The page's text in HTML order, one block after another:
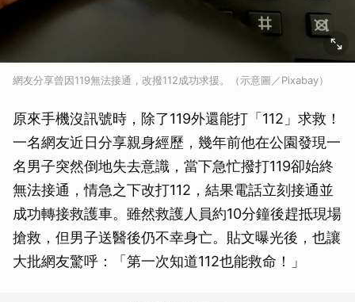
網友分享曾因119無法接通，改撥112成功求援。（示意圖／Pixabay）
原來手機沒訊號時，除了119外還能打「112」求救！
一名網友近日分享親身經歷，幾年前他在公園發現一
名男子突然倒地失去意識，當下急忙撥打119卻始終
無法接通，情急之下改打112，結果電話立刻接通並
成功轉接救護車。雖然救護人員約10分鐘後趕抵現場
搶救，但男子送醫後仍不幸身亡。貼文曝光後，也讓
大批網友驚呼：「第一次知道112也能救命！」